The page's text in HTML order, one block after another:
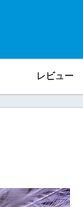
レビュー